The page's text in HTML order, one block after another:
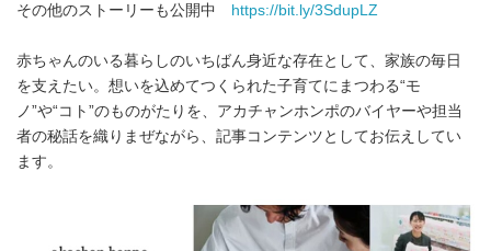
その他のストーリーも公開中
https://bit.ly/3SdupLZ
赤ちゃんのいる暮らしのいちばん身近な存在として、家族の毎日
を支えたい。想いを込めてつくられた子育てにまつわる“モ
ノ”や“コト”のものがたりを、アカチャンホンポのバイヤーや担当
者の秘話を織りまぜながら、記事コンテンツとしてお伝えしてい
ます。